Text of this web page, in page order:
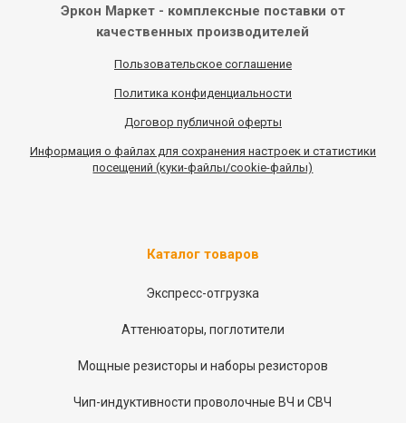
Эркон Маркет - комплексные поставки от
качественных производителей
Пользовательское соглашение
Политика конфиденциальности
Договор публичной оферты
Информация о файлах для сохранения настроек и статистики
посещений (куки-файлы/cookie-файлы)
Каталог товаров
Экспресс-отгрузка
Аттенюаторы, поглотители
Мощные резисторы и наборы резисторов
Чип-индуктивности проволочные ВЧ и СВЧ